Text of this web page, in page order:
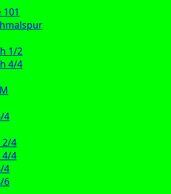
101
1/2
4/4
4
2/4
4/4
4
6